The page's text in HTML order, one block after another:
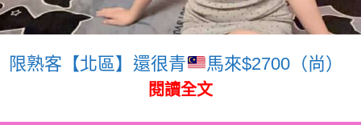
限熟客【北區】還很青 馬來$2700（尚）
閱讀全文